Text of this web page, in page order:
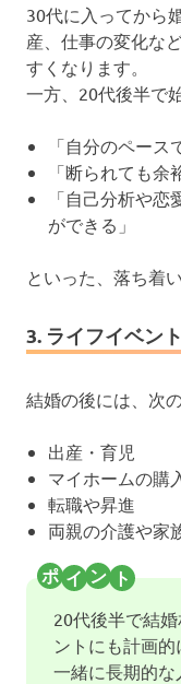
30代に入ってから
産、仕事の変化な
すくなります。
一方、20代後半で
「自分のペース
「断られても余
「自己分析や
ができる」
といった、落ち着
3. ライフイベン
結婚の後には、次
出産・育児
マイホームの購
転職や昇進
両親の介護や家
20代後半で結
ントにも計画
一緒に長期的な